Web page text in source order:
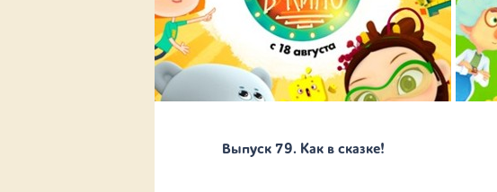
Выпуск 79. Как в сказке!